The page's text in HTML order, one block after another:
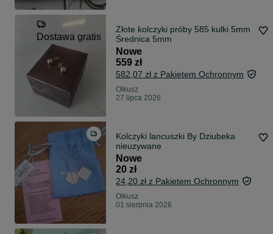
Dostawa gratis
Złote kolczyki próby 585 kulki 5mm
Średnica 5mm
Nowe
559 zł
582,07 zł z Pakietem Ochronnym
Olkusz
27 lipca 2026
Kolczyki lancuszki By Dziubeka
nieuzywane
Nowe
20 zł
24,20 zł z Pakietem Ochronnym
Olkusz
01 sierpnia 2026